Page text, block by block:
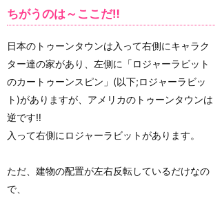
ちがうのは～ここだ‼
日本のトゥーンタウンは入って右側にキャラク
ター達の家があり、左側に「ロジャーラビット
のカートゥーンスピン」(以下;ロジャーラビッ
ト)がありますが、アメリカのトゥーンタウンは
逆です‼
入って右側にロジャーラビットがあります。
ただ、建物の配置が左右反転しているだけなの
で、